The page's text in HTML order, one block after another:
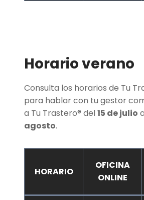
Horario verano
Consulta los horarios de Tu
para hablar con tu gestor
a Tu Trastero® del15 de julio
agosto.
HORARIO
OFICINA
ONLINE